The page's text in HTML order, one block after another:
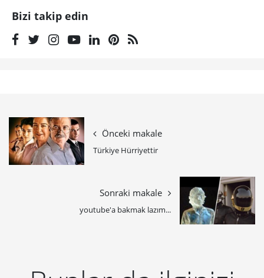
Bizi takip edin
Önceki makale
Türkiye Hürriyettir
Sonraki makale
youtube'a bakmak lazım...